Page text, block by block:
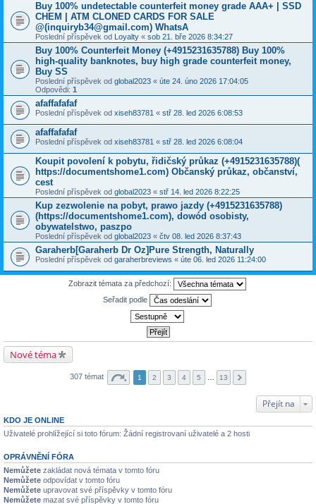
Buy 100% undetectable counterfeit money grade AAA+ | SSD
CHEM | ATM CLONED CARDS FOR SALE
@(inquiryb34@gmail.com) WhatsA
Poslední příspěvek od Loyalty « sob 21. bře 2026 8:34:27
Buy 100% Counterfeit Money ‪(+4915231635788‬) Buy 100%
high-quality banknotes, buy high grade counterfeit money,
Buy SS
Poslední příspěvek od global2023 « úte 24. úno 2026 17:04:05
Odpovědi: 1
afaffafafaf
Poslední příspěvek od xiseh83781 « stř 28. led 2026 6:08:53
afaffafafaf
Poslední příspěvek od xiseh83781 « stř 28. led 2026 6:08:04
Koupit povolení k pobytu, řidičský průkaz (+4915231635788)(
https://documentshome1.com) Občanský průkaz, občanství,
cest
Poslední příspěvek od global2023 « stř 14. led 2026 8:22:25
Kup zezwolenie na pobyt, prawo jazdy (+4915231635788)
(https://documentshome1.com), dowód osobisty,
obywatelstwo, paszpo
Poslední příspěvek od global2023 « čtv 08. led 2026 8:37:43
Garaherb[Garaherb Dr Oz]Pure Strength, Naturally
Poslední příspěvek od garaherbreviews « úte 06. led 2026 11:24:00
Zobrazit témata za předchozí:
Seřadit podle
Nové téma
307 témat 1 2 3 4 5 13
Přejít na
KDO JE ONLINE
Uživatelé prohlížející si toto fórum: Žádní registrovaní uživatelé a 2 hosti
OPRÁVNĚNÍ FÓRA
Nemůžete zakládat nová témata v tomto fóru
Nemůžete odpovídat v tomto fóru
Nemůžete upravovat své příspěvky v tomto fóru
Nemůžete mazat své příspěvky v tomto fóru